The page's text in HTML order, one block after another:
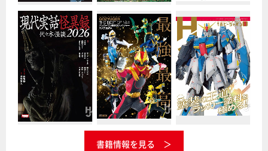
書籍情報を見る